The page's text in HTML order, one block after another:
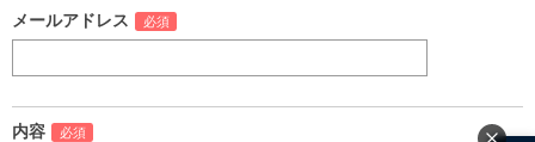
メールアドレス
内容